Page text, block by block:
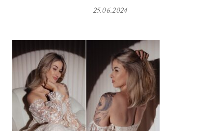
25.06.2024